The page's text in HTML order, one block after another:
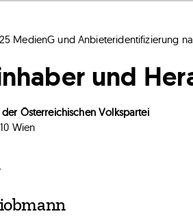
MedienG und Anbieteridentifizierung
und
Österreichischen Volkspartei
Wien